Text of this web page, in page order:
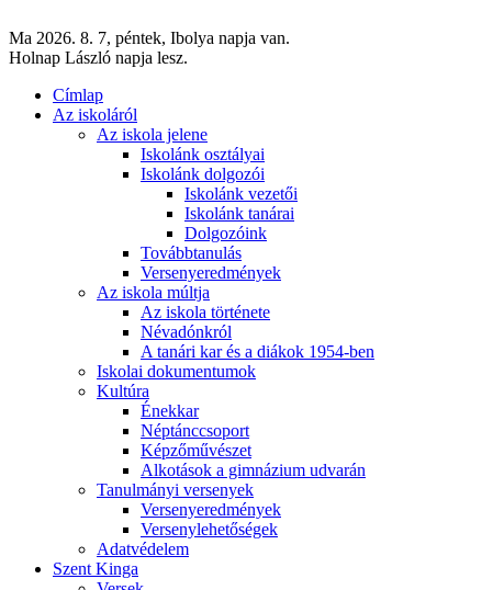
Ma 2026. 8. 7, péntek, Ibolya napja van.
Holnap László napja lesz.
Címlap
Az iskoláról
Az iskola jelene
Iskolánk osztályai
Iskolánk dolgozói
Iskolánk vezetői
Iskolánk tanárai
Dolgozóink
Továbbtanulás
Versenyeredmények
Az iskola múltja
Az iskola története
Névadónkról
A tanári kar és a diákok 1954-ben
Iskolai dokumentumok
Kultúra
Énekkar
Néptánccsoport
Képzőművészet
Alkotások a gimnázium udvarán
Tanulmányi versenyek
Versenyeredmények
Versenylehetőségek
Adatvédelem
Szent Kinga